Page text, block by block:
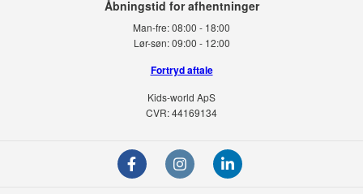
Man-fre:08:00 - 18:00
Lør-søn:09:00 - 12:00
Fortryd aftale
Kids-world ApS
CVR: 44169134